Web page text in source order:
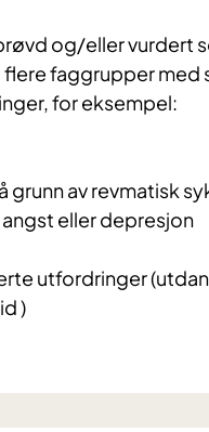
og/eller vurdert
faggrupper
for eksempel:
grunn av revmatisk
eller depresjon
utfordringer
)